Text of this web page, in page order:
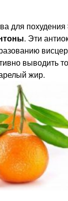
для похудения
. Эти
выводить
жир.